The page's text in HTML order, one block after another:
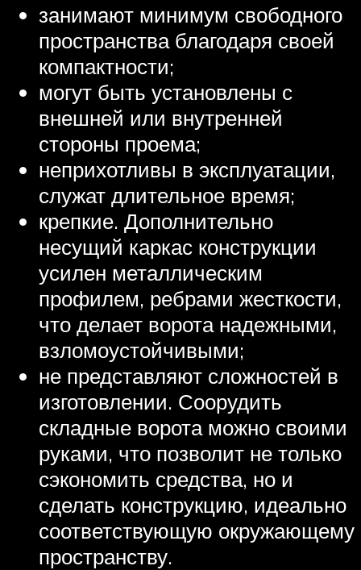
занимают минимум свободного
пространства благодаря своей
компактности;
могут быть установлены с
внешней или внутренней
стороны проема;
неприхотливы в эксплуатации,
служат длительное время;
крепкие. Дополнительно
несущий каркас конструкции
усилен металлическим
профилем, ребрами жесткости,
что делает ворота надежными,
взломоустойчивыми;
не представляют сложностей в
изготовлении. Соорудить
складные ворота можно своими
руками, что позволит не только
сэкономить средства, но и
сделать конструкцию, идеально
соответствующую окружающему
пространству.